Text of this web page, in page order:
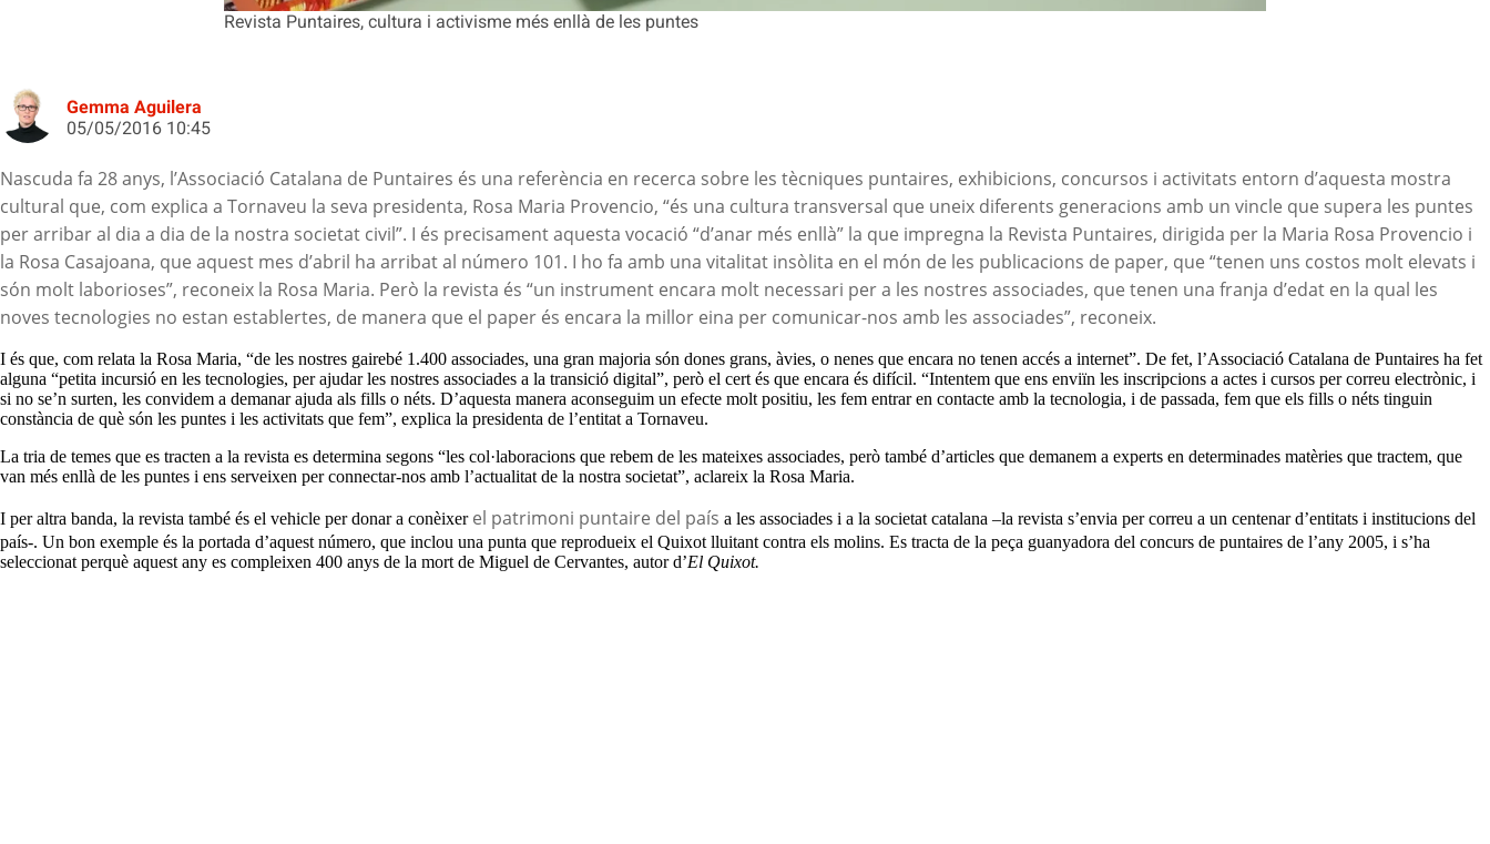
Revista Puntaires, cultura i activisme més enllà de les puntes
Gemma Aguilera
05/05/2016 10:45
Nascuda fa 28 anys, l’Associació Catalana de Puntaires és una referència en recerca sobre les tècniques puntaires, exhibicions, concursos i activitats entorn d’aquesta mostra
cultural que, com explica a Tornaveu la seva presidenta, Rosa Maria Provencio, “és una cultura transversal que uneix diferents generacions amb un vincle que supera les puntes
per arribar al dia a dia de la nostra societat civil”. I és precisament aquesta vocació “d’anar més enllà” la que impregna la Revista Puntaires, dirigida per la Maria Rosa Provencio i
la Rosa Casajoana, que aquest mes d’abril ha arribat al número 101. I ho fa amb una vitalitat insòlita en el món de les publicacions de paper, que “tenen uns costos molt elevats i
són molt laborioses”, reconeix la Rosa Maria. Però la revista és “un instrument encara molt necessari per a les nostres associades, que tenen una franja d’edat en la qual les
noves tecnologies no estan establertes, de manera que el paper és encara la millor eina per comunicar-nos amb les associades”, reconeix.
I és que, com relata la Rosa Maria, “de les nostres gairebé 1.400 associades, una gran majoria són dones grans, àvies, o nenes que encara no tenen accés a internet”. De fet, l’Associació Catalana de Puntaires ha fet
alguna “petita incursió en les tecnologies, per ajudar les nostres associades a la transició digital”, però el cert és que encara és difícil. “Intentem que ens enviïn les inscripcions a actes i cursos per correu electrònic, i
si no se’n surten, les convidem a demanar ajuda als fills o néts. D’aquesta manera aconseguim un efecte molt positiu, les fem entrar en contacte amb la tecnologia, i de passada, fem que els fills o néts tinguin
constància de què són les puntes i les activitats que fem”, explica la presidenta de l’entitat a Tornaveu.
La tria de temes que es tracten a la revista es determina segons “les col·laboracions que rebem de les mateixes associades, però també d’articles que demanem a experts en determinades matèries que tractem, que
van més enllà de les puntes i ens serveixen per connectar-nos amb l’actualitat de la nostra societat”, aclareix la Rosa Maria.
I per altra banda, la revista també és el vehicle per donar a conèixer el patrimoni puntaire del país a les associades i a la societat catalana –la revista s’envia per correu a un centenar d’entitats i institucions del
país-. Un bon exemple és la portada d’aquest número, que inclou una punta que reprodueix el Quixot lluitant contra els molins. Es tracta de la peça guanyadora del concurs de puntaires de l’any 2005, i s’ha
seleccionat perquè aquest any es compleixen 400 anys de la mort de Miguel de Cervantes, autor d’El Quixot.